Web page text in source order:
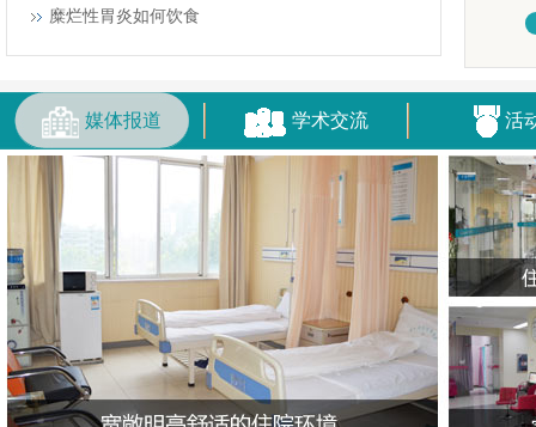
糜烂性胃炎如何饮食
媒体报道 学术交流 活